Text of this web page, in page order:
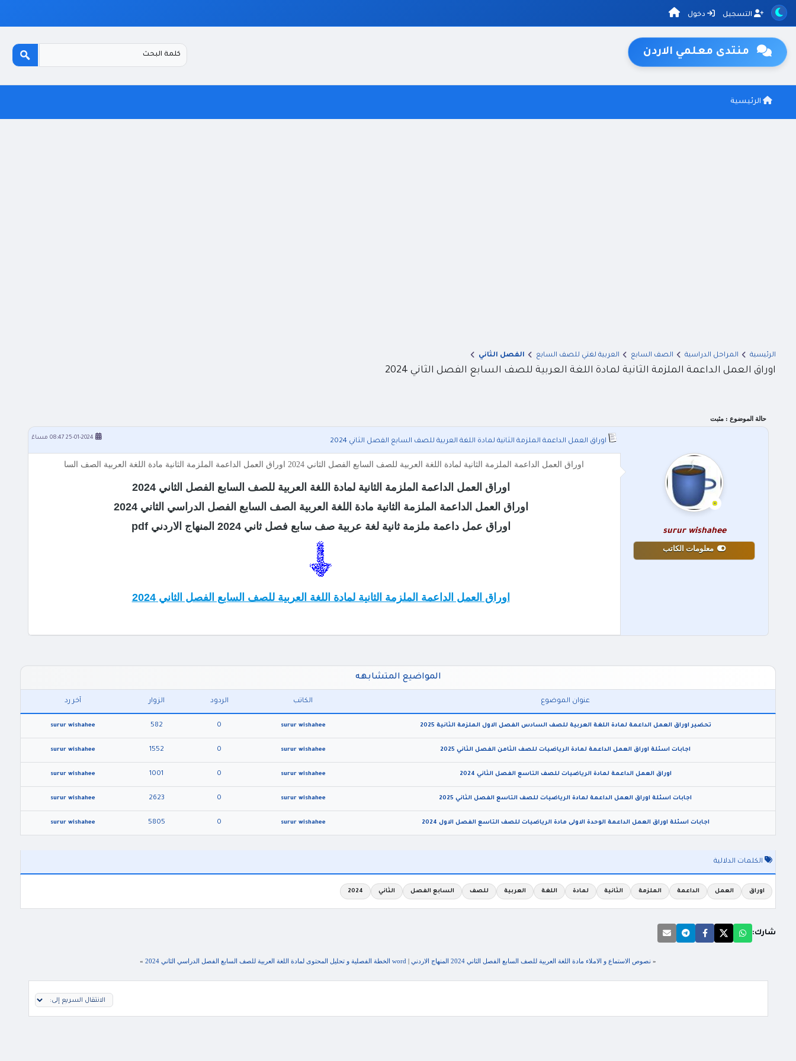
التسجيل دخول
منتدى معلمي الاردن
الرئيسية
الرئيسية المراحل الدراسية الصف السابع العربية لغتي للصف السابع الفصل الثاني
اوراق العمل الداعمة الملزمة الثانية لمادة اللغة العربية للصف السابع الفصل الثاني 2024
حالة الموضوع : مثبت
اوراق العمل الداعمة الملزمة الثانية لمادة اللغة العربية للصف السابع الفصل الثاني 2024 25-01-2024 08:47 مساءً
surur wishahee
معلومات الكاتب
اوراق العمل الداعمة الملزمة الثانية لمادة اللغة العربية للصف السابع الفصل الثاني 2024 اوراق العمل الداعمة الملزمة الثانية مادة اللغة العربية الصف السا
اوراق العمل الداعمة الملزمة الثانية لمادة اللغة العربية للصف السابع الفصل الثاني 2024
اوراق العمل الداعمة الملزمة الثانية مادة اللغة العربية الصف السابع الفصل الدراسي الثاني 2024
اوراق عمل داعمة ملزمة ثانية لغة عربية صف سابع فصل ثاني 2024 المنهاج الاردني pdf
اوراق العمل الداعمة الملزمة الثانية لمادة اللغة العربية للصف السابع الفصل الثاني 2024
المواضيع المتشابهه
عنوان الموضوع الكاتب الردود الزوار آخر رد
تحضير اوراق العمل الداعمة لمادة اللغة العربية للصف السادس الفصل الاول الملزمة الثانية 2025 surur wishahee
0
582
surur wishahee
اجابات اسئلة اوراق العمل الداعمة لمادة الرياضيات للصف الثامن الفصل الثاني 2025 surur wishahee
0
1552
surur wishahee
اوراق العمل الداعمة لمادة الرياضيات للصف التاسع الفصل الثاني 2024 surur wishahee
0
1001
surur wishahee
اجابات اسئلة اوراق العمل الداعمة لمادة الرياضيات للصف التاسع الفصل الثاني 2025 surur wishahee
0
2623
surur wishahee
اجابات اسئلة اوراق العمل الداعمة الوحدة الاولى مادة الرياضيات للصف التاسع الفصل الاول 2024 surur wishahee
0
5805
surur wishahee
الكلمات الدلالية
اوراق العمل الداعمة الملزمة الثانية لمادة اللغة العربية للصف السابع الفصل الثاني 2024
شارك:
« نصوص الاستماع و الاملاء مادة اللغة العربية للصف السابع الفصل الثاني 2024 المنهاج الاردني | word الخطة الفصلية و تحليل المحتوى لمادة اللغة العربية للصف السابع الفصل الدراسي الثاني 2024 »